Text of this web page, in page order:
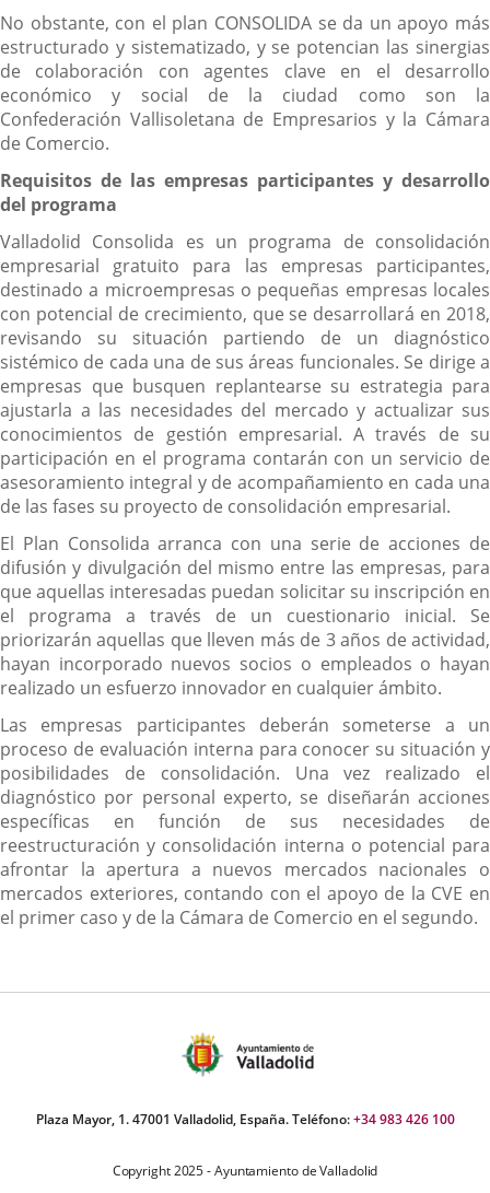
No obstante, con el plan CONSOLIDA se da un apoyo más
estructurado y sistematizado, y se potencian las sinergias
de colaboración con agentes clave en el desarrollo
económico y social de la ciudad como son la
Confederación Vallisoletana de Empresarios y la Cámara
de Comercio.
Requisitos de las empresas participantes y desarrollo
del programa
Valladolid Consolida es un programa de consolidación
empresarial gratuito para las empresas participantes,
destinado a microempresas o pequeñas empresas locales
con potencial de crecimiento, que se desarrollará en 2018,
revisando su situación partiendo de un diagnóstico
sistémico de cada una de sus áreas funcionales. Se dirige a
empresas que busquen replantearse su estrategia para
ajustarla a las necesidades del mercado y actualizar sus
conocimientos de gestión empresarial. A través de su
participación en el programa contarán con un servicio de
asesoramiento integral y de acompañamiento en cada una
de las fases su proyecto de consolidación empresarial.
El Plan Consolida arranca con una serie de acciones de
difusión y divulgación del mismo entre las empresas, para
que aquellas interesadas puedan solicitar su inscripción en
el programa a través de un cuestionario inicial. Se
priorizarán aquellas que lleven más de 3 años de actividad,
hayan incorporado nuevos socios o empleados o hayan
realizado un esfuerzo innovador en cualquier ámbito.
Las empresas participantes deberán someterse a un
proceso de evaluación interna para conocer su situación y
posibilidades de consolidación. Una vez realizado el
diagnóstico por personal experto, se diseñarán acciones
específicas en función de sus necesidades de
reestructuración y consolidación interna o potencial para
afrontar la apertura a nuevos mercados nacionales o
mercados exteriores, contando con el apoyo de la CVE en
el primer caso y de la Cámara de Comercio en el segundo.
Plaza Mayor, 1. 47001 Valladolid, España. Teléfono:+34 983 426 100
Copyright 2025 - Ayuntamiento de Valladolid